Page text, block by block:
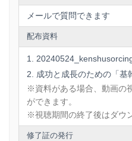
メールで質問できます
配布資料
成功と成長のための「基
※資料がある場合、動画の
ができます。
※視聴期間の終了後はダウ
修了証の発行